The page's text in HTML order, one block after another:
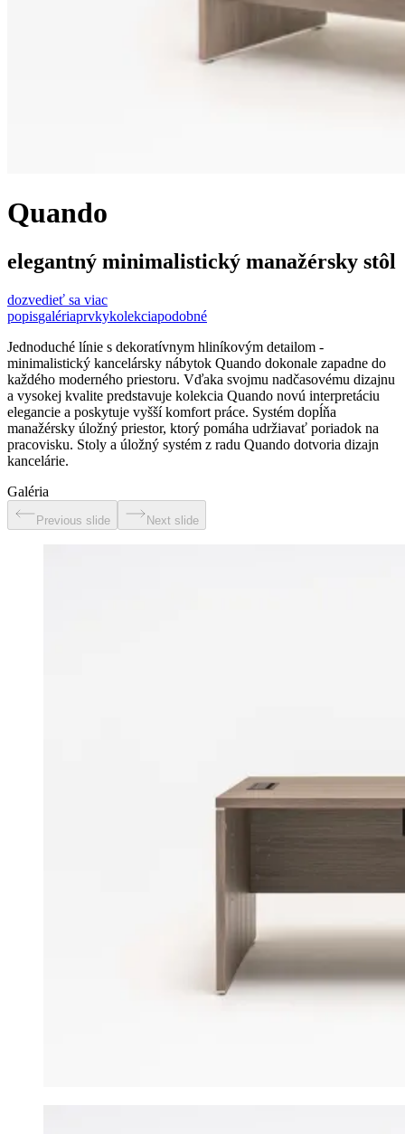
Quando
elegantný minimalistický manažérsky stôl
dozvedieť sa viac
popisgalériaprvkykolekciapodobné
Jednoduché línie s dekoratívnym hliníkovým detailom -
minimalistický kancelársky nábytok Quando dokonale zapadne do
každého moderného priestoru. Vďaka svojmu nadčasovému dizajnu
a vysokej kvalite predstavuje kolekcia Quando novú interpretáciu
elegancie a poskytuje vyšší komfort práce. Systém dopĺňa
manažérsky úložný priestor, ktorý pomáha udržiavať poriadok na
pracovisku. Stoly a úložný systém z radu Quando dotvoria dizajn
kancelárie.
Galéria
Previous slide Next slide